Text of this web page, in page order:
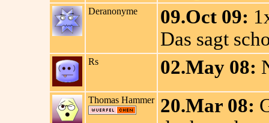
Deranonyme 09.Oct 09:
Das sagt
Rs 02.May 08:
Thomas Hammer 20.Mar 08: